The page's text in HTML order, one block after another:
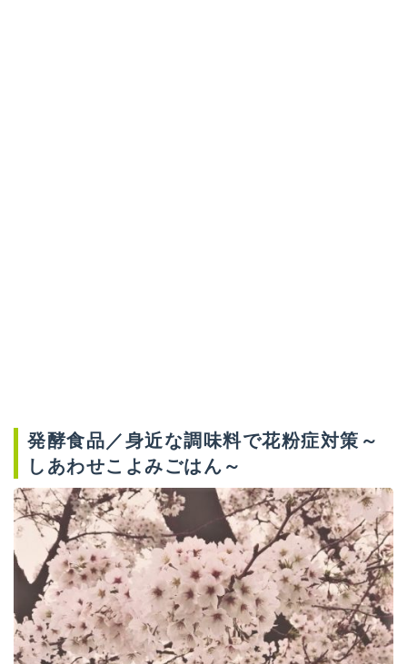
発酵食品／身近な調味料で花粉症対策～
しあわせこよみごはん～